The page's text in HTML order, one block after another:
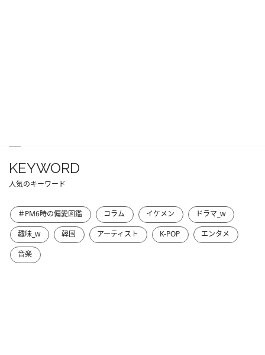
KEYWORD
人気のキーワード
＃PM6時の偏愛図鑑 コラム イケメン
ドラマ_w
趣味_w
韓国 アーティスト K-POP
エンタメ
音楽